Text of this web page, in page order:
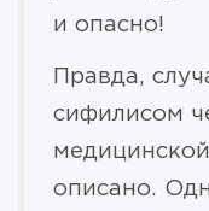
и опасно!
Правда,
сифилисом
описано.